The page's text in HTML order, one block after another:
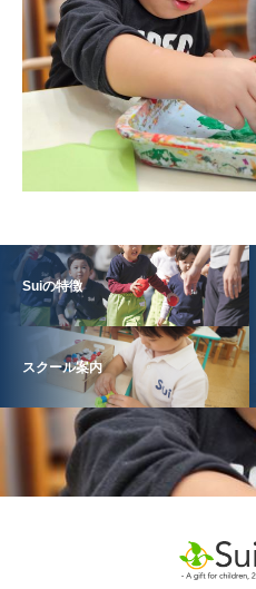
Suiの特徴
スクール案内